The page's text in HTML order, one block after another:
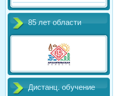
85 лет области
Дистанц. обучение